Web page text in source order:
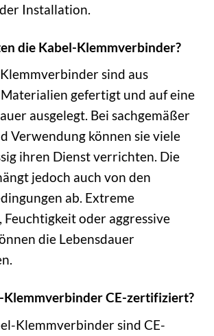
Installation.
die Kabel-Klemmverbinder?
sind aus
gefertigt und auf eine
ausgelegt. Bei sachgemäßer
Verwendung können sie viele
ihren Dienst verrichten. Die
jedoch auch von den
ab. Extreme
Feuchtigkeit oder aggressive
die Lebensdauer
Klemmverbinder CE-zertifiziert?
Klemmverbinder sind CE-